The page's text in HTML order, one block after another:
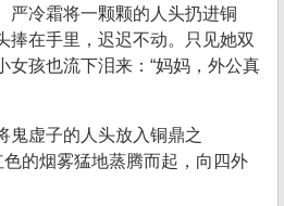
严冷霜将一颗颗的人头扔进铜
捧在手里，迟迟不动。只见她双
女孩也流下泪来：“妈妈，外公真
鬼虚子的人头放入铜鼎之
色的烟雾猛地蒸腾而起，向四外